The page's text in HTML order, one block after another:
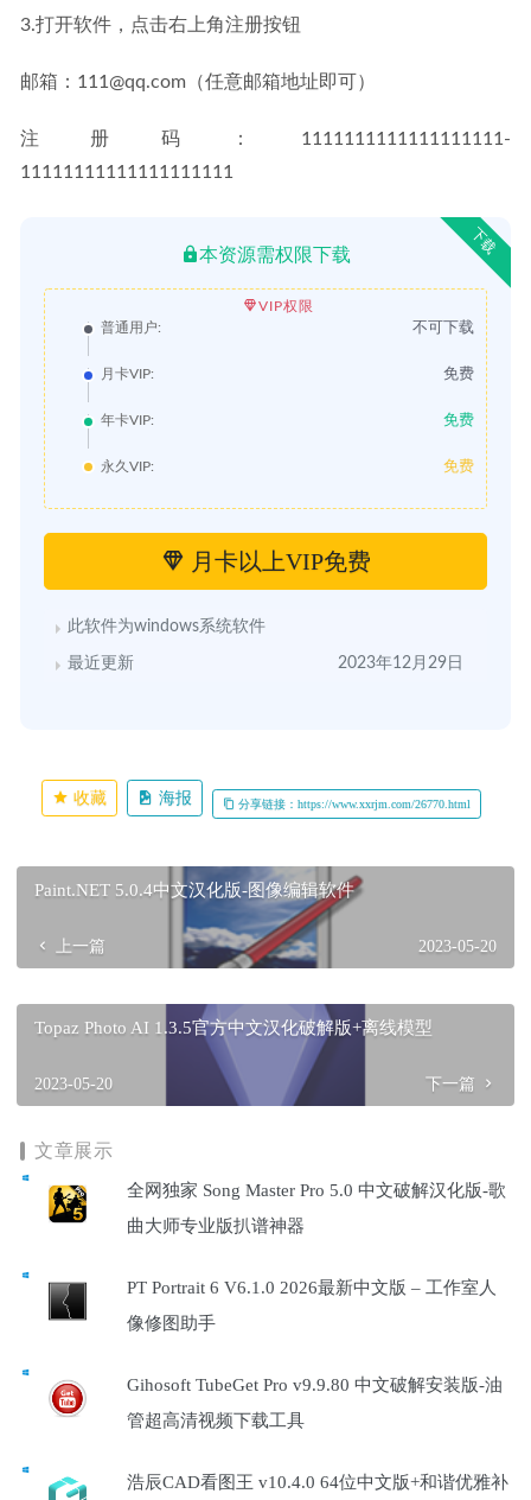
3.打开软件，点击右上角注册按钮
邮箱：111@qq.com（任意邮箱地址即可）
注册码：1111111111111111111-
11111111111111111111
下载
本资源需权限下载
VIP权限
普通用户:
不可下载
月卡VIP: 免费
年卡VIP: 免费
永久VIP: 免费
月卡以上VIP免费
此软件为windows系统软件
最近更新 2023年12月29日
收藏 海报 分享链接：https://www.xxrjm.com/26770.html
Paint.NET 5.0.4中文汉化版-图像编辑软件
上一篇 2023-05-20
Topaz Photo AI 1.3.5官方中文汉化破解版+离线模型
2023-05-20 下一篇
文章展示
全网独家 Song Master Pro 5.0 中文破解汉化版-歌
曲大师专业版扒谱神器
PT Portrait 6 V6.1.0 2026最新中文版 – 工作室人
像修图助手
Gihosoft TubeGet Pro v9.9.80 中文破解安装版-油
管超高清视频下载工具
浩辰CAD看图王 v10.4.0 64位中文版+和谐优雅补